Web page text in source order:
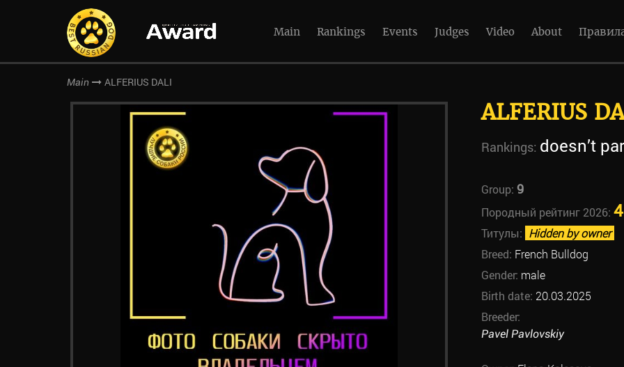
Main Rankings Events Judges Video About
Main ALFERIUS DALI
ALFERIUS
Rankings: doesn’t
Group: 9
Породный рейтинг 2026: 4
Титулы: Hidden by owner
Breed: French Bulldog
Gender: male
Birth date: 20.03.2025
Breeder:
Pavel Pavlovskiy